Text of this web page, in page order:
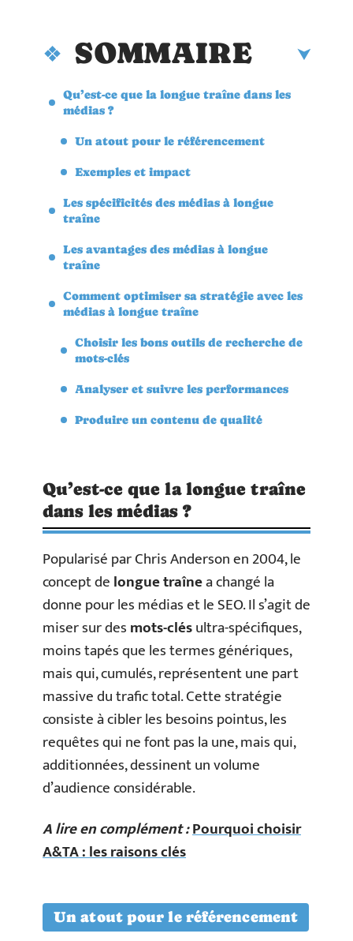
SOMMAIRE
Qu’est-ce que la longue traîne dans les
médias ?
Un atout pour le référencement
Exemples et impact
Les spécificités des médias à longue
traîne
Les avantages des médias à longue
traîne
Comment optimiser sa stratégie avec les
médias à longue traîne
Choisir les bons outils de recherche de
mots-clés
Analyser et suivre les performances
Produire un contenu de qualité
Qu’est-ce que la longue traîne
dans les médias ?
Popularisé par Chris Anderson en 2004, le
concept delongue traînea changé la
donne pour les médias et le SEO. Il s’agit de
miser sur desmots-clésultra-spécifiques,
moins tapés que les termes génériques,
mais qui, cumulés, représentent une part
massive du trafic total. Cette stratégie
consiste à cibler les besoins pointus, les
requêtes qui ne font pas la une, mais qui,
additionnées, dessinent un volume
d’audience considérable.
A lire en complément :Pourquoi choisir
A&TA : les raisons clés
Un atout pour le référencement